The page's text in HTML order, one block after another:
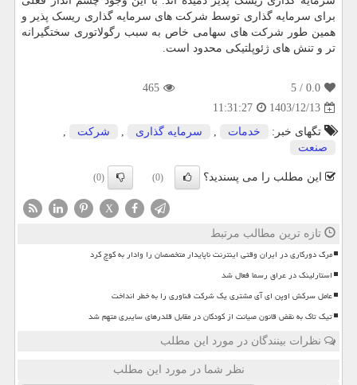
برای سرمایه گذاری توسط شرکت های سرمایه گذاری ریسک پذیر و
همین طور شرکت های سهامی خاص به سبب رگولاتوری سختگیرانه
تر و تنش های ژئوپلتیکی محدود است.
0.0
/ 5
465
1403/12/13
11:31:27
تگهای خبر:
خدمات , سرمایه گذاری , شركت
,
صنعت
این مطلب را می پسندید؟ (0)
(0)
X
تازه ترین مطالب مرتبط
مرگ دورکاری در ایران وقتی اینترنت ناپایدار متخصصان را وادار به کوچ کرد
استارلینک در عراق رسما فعال شد
عامل سرکش اوپن ای آی مشتری یک شرکت فناوری را به خطر انداخت
تیک تاک به نقض قانون صیانت از کودکان در مقابل قلدرهای سایبری متهم شد
نظرات بینندگان در مورد این مطلب
نظر شما در مورد این مطلب